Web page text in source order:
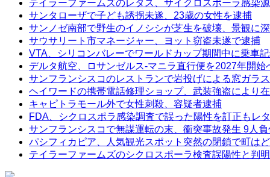
テイラーファームズのレタス、サイクロスポーラ感染
サンタローザで子ども誘拐未遂、23歳の女性を逮捕
サンノゼ南部で野生のイノシシが芝生を破壊、景観に
サウサリート市マネージャー、ヨット窃盗未遂で逮捕
VTA、シリコンバレーでワールドカップ期間中に乗車
デルタ航空、ロサンゼルス-マニラ直行便を2027年開始
サンフランシスコのレストランで岩投げによる窓ガラ
ヘイワードの携帯電話修理ショップ、武装強盗により
キャピトラモール外で女性刺殺、容疑者逮捕
FDA、シクロスポラ感染調査で誤った陽性を訂正もレ
サンフランシスコで無謀運転の末、衝突事故発生 9人負
パシフィカピア、人気観光スポット突然の閉鎖で町は
テイラーファームズのシクロスポーラ検査誤陽性と判